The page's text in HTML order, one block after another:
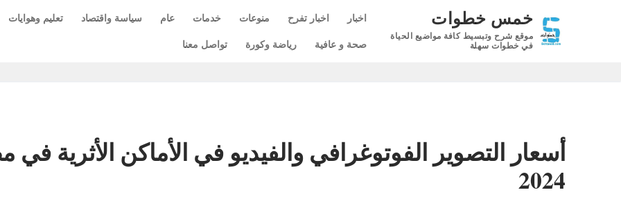
خمس خطوات
موقع شرح وتبسيط كافة مواضيع الحياة
في خطوات سهلة
اخبار اخبار تفرح منوعات خدمات عام سياسة واقتصاد تعليم وهوايات
صحة و عافية
رياضة وكورة تواصل معنا
أسعار التصوير الفوتوغرافي والفيديو في الأماكن الأثرية في
2024